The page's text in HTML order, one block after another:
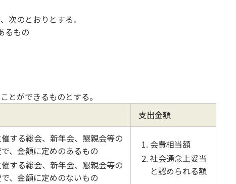
次のとおりとする。
るもの
とができるものとする。
支出金額
する総会、新年会、懇親会等の
、金額に定めのあるもの
する総会、新年会、懇親会等の
、金額に定めのないもの
会費相当額
社会通念上妥当
と認められる額